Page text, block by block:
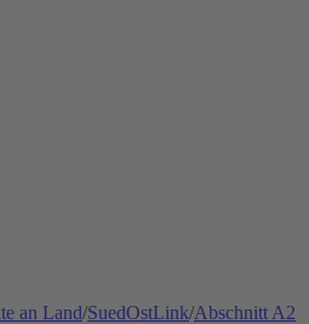
an Land/SuedOstLink/Abschnitt A2